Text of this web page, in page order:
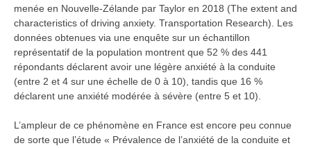
menée en Nouvelle-Zélande par Taylor en 2018 (The extent and
characteristics of driving anxiety. Transportation Research). Les
données obtenues via une enquête sur un échantillon
représentatif de la population montrent que 52 % des 441
répondants déclarent avoir une légère anxiété à la conduite
(entre 2 et 4 sur une échelle de 0 à 10), tandis que 16 %
déclarent une anxiété modérée à sévère (entre 5 et 10).
L’ampleur de ce phénomène en France est encore peu connue
de sorte que l’étude « Prévalence de l’anxiété de la conduite et